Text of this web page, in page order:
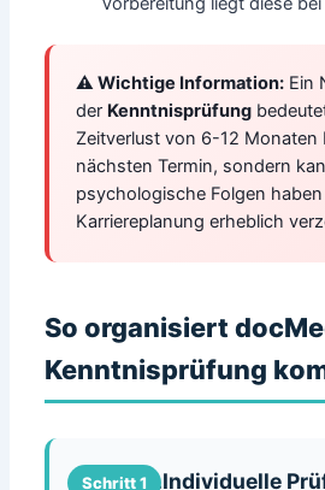
⚠️ Wichtige Information: Ein
der Kenntnisprüfung
Zeitverlust von 6-12 Monaten
nächsten Termin, sondern
psychologische Folgen
Karriereplanung erheblich
So organisiert
Kenntnisprüfung
.......Individuelle